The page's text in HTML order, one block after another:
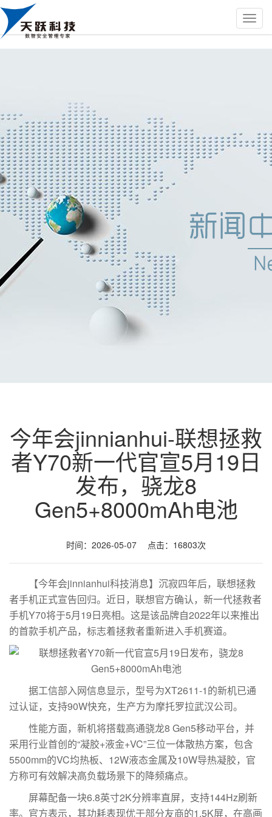
今年会jinnianhui-联想拯救
者Y70新一代官宣5月19日
发布，骁龙8
Gen5+8000mAh电池
时间：2026-05-07 点击：16803次
【今年会jinnianhui科技消息】沉寂四年后，联想拯救
者手机正式宣告回归。近日，联想官方确认，新一代拯救者
手机Y70将于5月19日亮相。这是该品牌自2022年以来推出
的首款手机产品，标志着拯救者重新进入手机赛道。
据工信部入网信息显示，型号为XT2611-1的新机已通
过认证，支持90W快充，生产方为摩托罗拉武汉公司。
性能方面，新机将搭载高通骁龙8 Gen5移动平台，并
采用行业首创的“凝胶+液金+VC”三位一体散热方案，包含
5500mm的VC均热板、12W液态金属及10W导热凝胶，官
方称可有效解决高负载场景下的降频痛点。
屏幕配备一块6.8英寸2K分辨率直屏，支持144Hz刷新
率。官方表示，其功耗表现优于部分友商的1.5K屏，在高画